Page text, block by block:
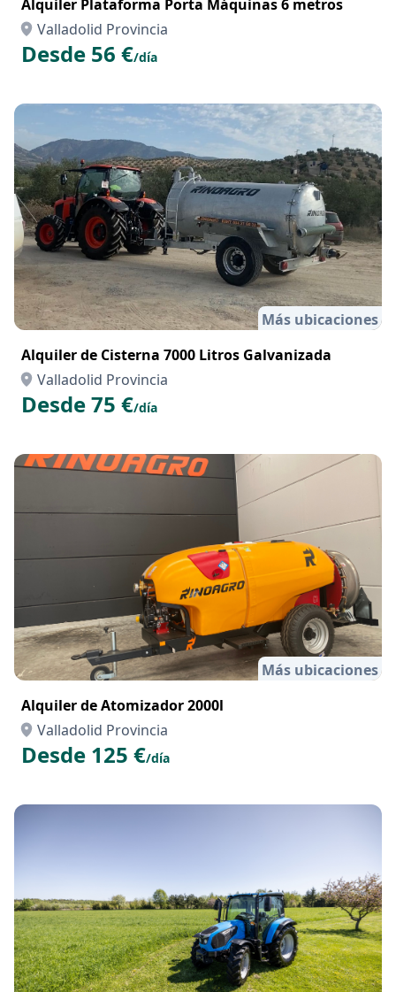
Alquiler Plataforma Porta Máquinas 6 metros
Valladolid Provincia
Desde 56 €/día
Más ubicaciones
Alquiler de Cisterna 7000 Litros Galvanizada
Valladolid Provincia
Desde 75 €/día
Más ubicaciones
Alquiler de Atomizador 2000l
Valladolid Provincia
Desde 125 €/día